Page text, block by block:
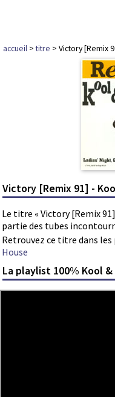
accueil >titre > Victory [Remix
Victory [Remix 91] -
Le titre « Victory [Remix
partie des tubes
Retrouvez ce titre dans
House
La playlist 100% Kool